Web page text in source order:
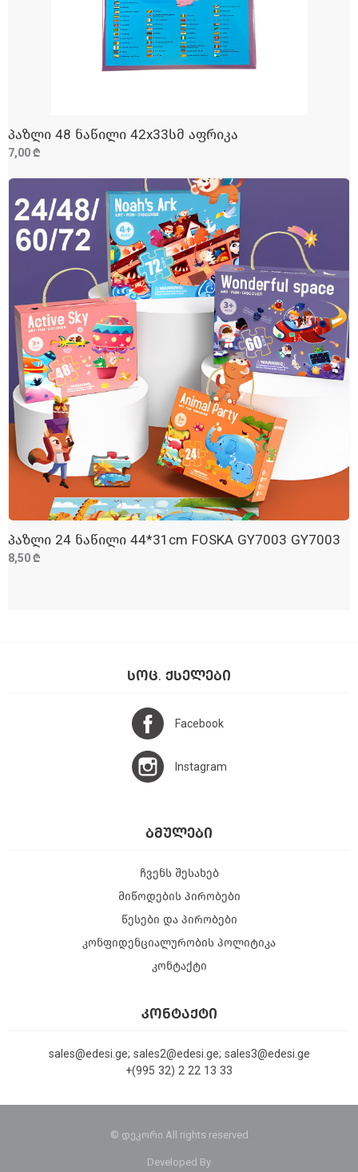
ᲓᲐᲛᲐᲢᲔᲑᲐ
პაზლი 48 ნაწილი 42x33სმ აფრიკა
7,00 ₾
ᲓᲐᲛᲐᲢᲔᲑᲐ
პაზლი 24 ნაწილი 44*31cm FOSKA GY7003 GY7003
8,50 ₾
ᲡᲝᲪ. ᲥᲡᲔᲚᲔᲑᲘ
Facebook
Instagram
ᲑᲛᲣᲚᲔᲑᲘ
ჩვენს შესახებ
მიწოდების პირობები
წესები და პირობები
კონფიდენციალურობის პოლიტიკა
კონტაქტი
ᲙᲝᲜᲢᲐᲥᲢᲘ
sales@edesi.ge; sales2@edesi.ge; sales3@edesi.ge
+(995 32) 2 22 13 33
© დეკორი All rights reserved
Developed By